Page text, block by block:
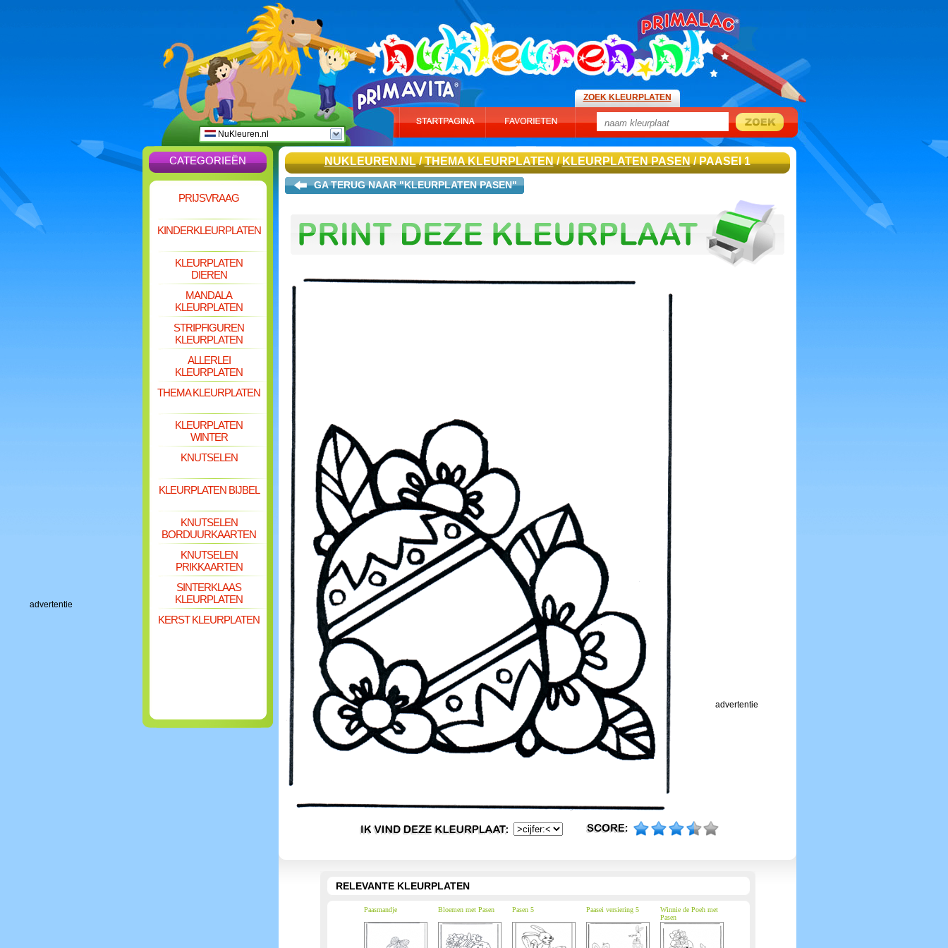
advertentie
NuKleuren.nl
ZOEK KLEURPLATEN
CATEGORIEËN
PRIJSVRAAG
KINDERKLEURPLATEN
KLEURPLATEN
DIEREN
MANDALA
KLEURPLATEN
STRIPFIGUREN
KLEURPLATEN
ALLERLEI
KLEURPLATEN
THEMA KLEURPLATEN
KLEURPLATEN
WINTER
KNUTSELEN
KLEURPLATEN BIJBEL
KNUTSELEN
BORDUURKAARTEN
KNUTSELEN
PRIKKAARTEN
SINTERKLAAS
KLEURPLATEN
KERST KLEURPLATEN
NUKLEUREN.NL/THEMA KLEURPLATEN/KLEURPLATEN PASEN/ PAASEI 1
GA TERUG NAAR "KLEURPLATEN PASEN"
advertentie
RELEVANTE KLEURPLATEN
Paasmandje Bloemen met Pasen Pasen 5 Paasei versiering 5
Winnie de Poeh met
Pasen